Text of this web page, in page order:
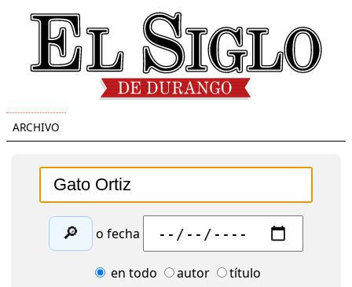
ARCHIVO
🔎 o fecha
en todo autor título